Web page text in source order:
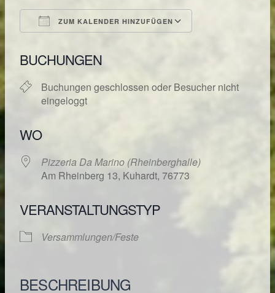
ZUM KALENDER HINZUFÜGEN
Google
BUCHUNGEN
Buchungen geschlossen oder Besucher nicht
eingeloggt
WO
Pizzeria Da Marino (Rheinberghalle)
Am Rheinberg 13, Kuhardt, 76773
VERANSTALTUNGSTYP
Versammlungen/Feste
BESCHREIBUNG